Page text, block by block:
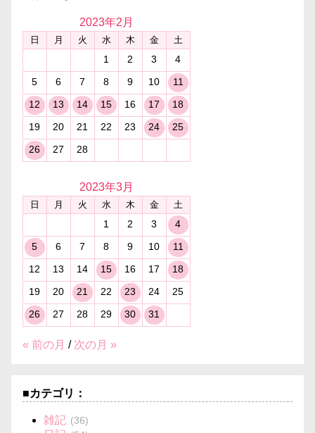
2023年2月
日 月 火 水 木 金 土
1 2 3
4
5
6 7 8 9 10
11
12
13 14 15 16 17
18
19
20 21 22 23 24
25
26
27 28
2023年3月
日 月 火 水 木 金 土
1 2 3
4
5
6 7 8 9 10
11
12
13 14 15 16 17
18
19
20 21 22 23 24
25
26
27 28 29 30 31
« 前の月 / 次の月 »
■カテゴリ：
雑記 (36)